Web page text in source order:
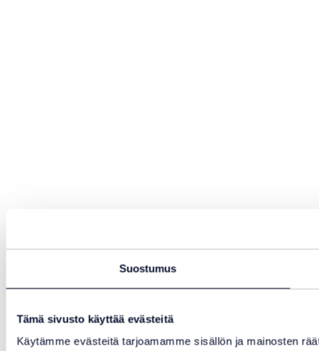
Suostumus
Tämä sivusto käyttää evästeitä
Käytämme evästeitä tarjoamamme sisällön ja mainosten